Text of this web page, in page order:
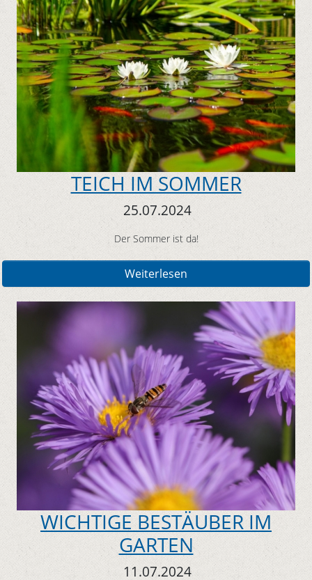
TEICH IM SOMMER
25.07.2024
Der Sommer ist da!
Weiterlesen
WICHTIGE BESTÄUBER IM
GARTEN
11.07.2024